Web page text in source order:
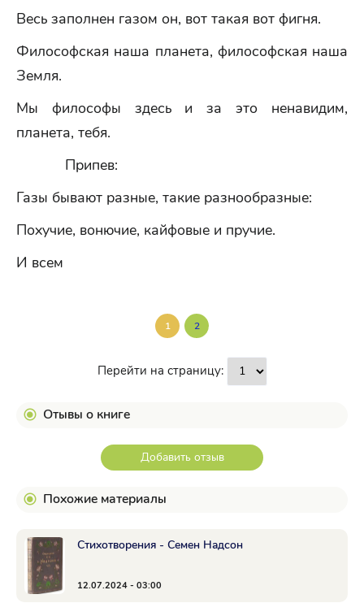
Весь заполнен газом он, вот такая вот фигня.
Философская наша планета, философская наша
Земля.
Мы философы здесь и за это ненавидим,
планета, тебя.
Припев:
Газы бывают разные, такие разнообразные:
Похучие, вонючие, кайфовые и пручие.
И всем
1 2
Перейти на страницу:
Отывы о книге
Добавить отзыв
Похожие материалы
Стихотворения - Семен Надсон
12.07.2024 - 03:00